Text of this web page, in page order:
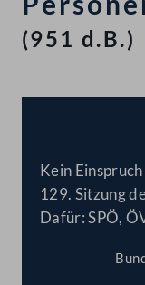
(951 d.B.)
Kein Einspruch
129. Sitzung
Dafür: SPÖ,